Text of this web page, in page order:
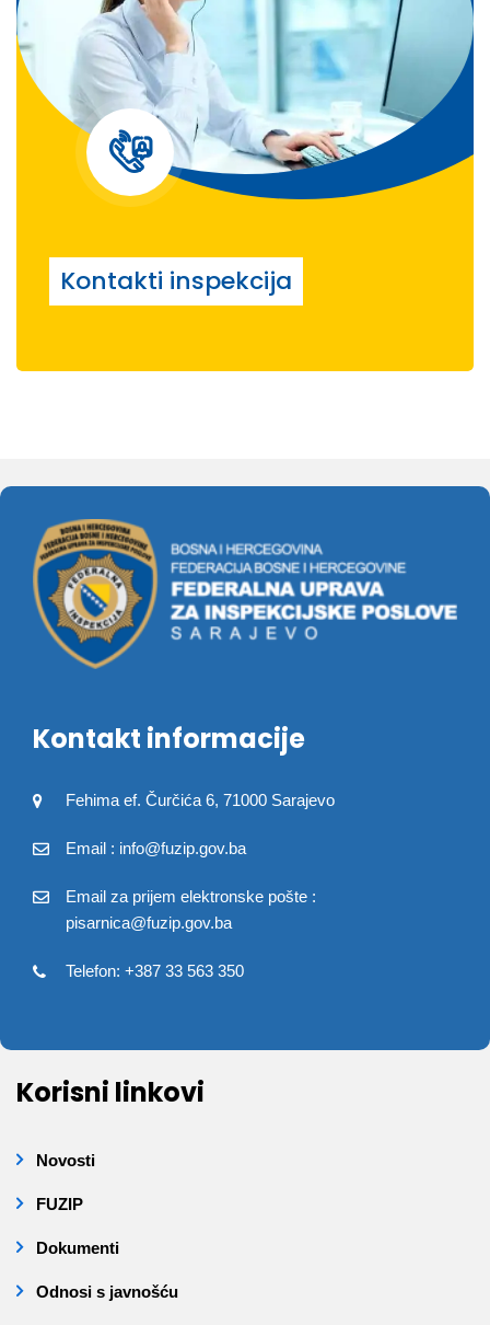
Kontakti inspekcija
Kontakt informacije
Fehima ef. Čurčića 6, 71000 Sarajevo
Email : info@fuzip.gov.ba
Email za prijem elektronske pošte :
pisarnica@fuzip.gov.ba
Telefon: +387 33 563 350
Korisni linkovi
Novosti
FUZIP
Dokumenti
Odnosi s javnošću